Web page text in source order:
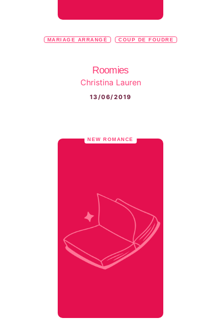
MARIAGE ARRANGÉ COUP DE FOUDRE
Roomies
Christina Lauren
13/06/2019
NEW ROMANCE